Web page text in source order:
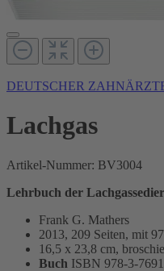
DEUTSCHER
Lachgas
Artikel-Nummer: BV3004
Lehrbuch der
Frank G. Mathers
2013, 209 Seiten, mit
16,5 x 23,8 cm,
Buch ISBN 978-3-